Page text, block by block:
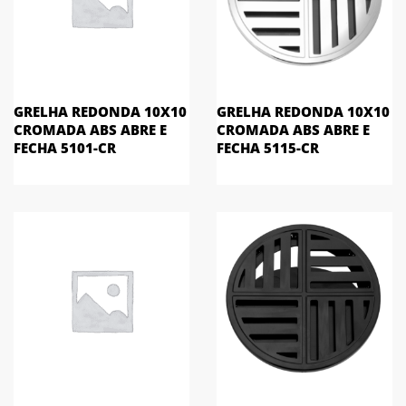
GRELHA REDONDA 10X10
CROMADA ABS ABRE E
FECHA 5101-CR
GRELHA REDONDA 10X10
CROMADA ABS ABRE E
FECHA 5115-CR